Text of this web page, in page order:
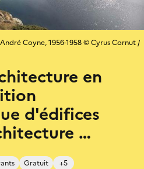
en
d'édifices
…
Gratuit +5
Coyne, 1956-1958 © Cyrus Cornut /